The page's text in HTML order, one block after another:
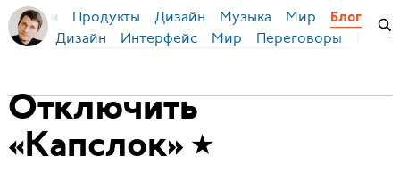
Бирман Продукты Дизайн Музыка Мир Блог
Дизайн Интерфейс Мир Переговоры
Отключить
«Капслок»